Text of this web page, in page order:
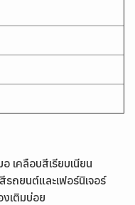
เคลือบสีเรียบเนียน
ถยนต์และเฟอร์นิเจอร์
เติมบ่อย